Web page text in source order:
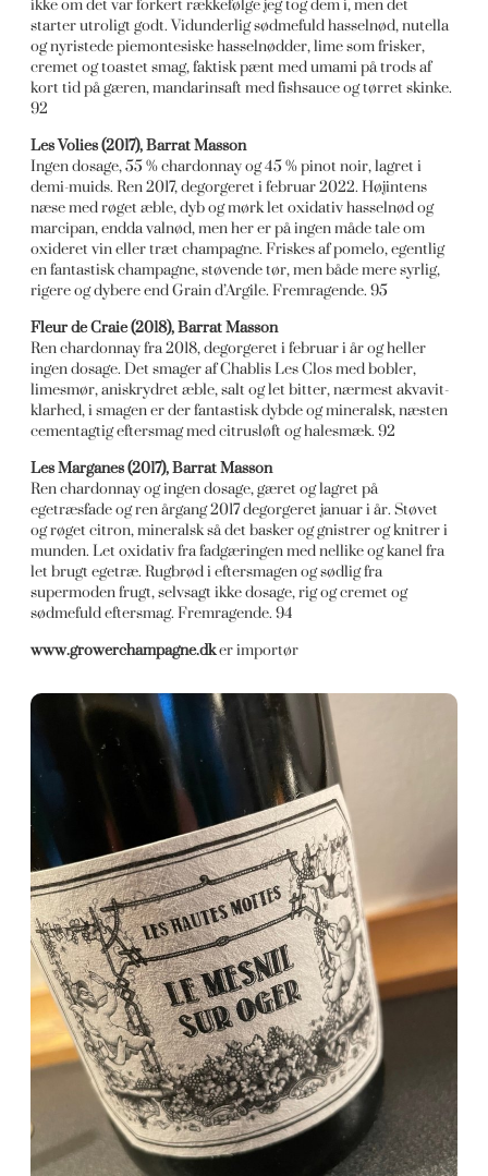
ikke om det var forkert rækkefølge jeg tog dem i, men det
starter utroligt godt. Vidunderlig sødmefuld hasselnød, nutella
og nyristede piemontesiske hasselnødder, lime som frisker,
cremet og toastet smag, faktisk pænt med umami på trods af
kort tid på gæren, mandarinsaft med fishsauce og tørret skinke.
92
Les Volies (2017), Barrat Masson
Ingen dosage, 55 % chardonnay og 45 % pinot noir, lagret i
demi-muids. Ren 2017, degorgeret i februar 2022. Højintens
næse med røget æble, dyb og mørk let oxidativ hasselnød og
marcipan, endda valnød, men her er på ingen måde tale om
oxideret vin eller træt champagne. Friskes af pomelo, egentlig
en fantastisk champagne, støvende tør, men både mere syrlig,
rigere og dybere end Grain d’Argile. Fremragende. 95
Fleur de Craie (2018), Barrat Masson
Ren chardonnay fra 2018, degorgeret i februar i år og heller
ingen dosage. Det smager af Chablis Les Clos med bobler,
limesmør, aniskrydret æble, salt og let bitter, nærmest akvavit-
klarhed, i smagen er der fantastisk dybde og mineralsk, næsten
cementagtig eftersmag med citrusløft og halesmæk. 92
Les Marganes (2017), Barrat Masson
Ren chardonnay og ingen dosage, gæret og lagret på
egetræsfade og ren årgang 2017 degorgeret januar i år. Støvet
og røget citron, mineralsk så det basker og gnistrer og knitrer i
munden. Let oxidativ fra fadgæringen med nellike og kanel fra
let brugt egetræ. Rugbrød i eftersmagen og sødlig fra
supermoden frugt, selvsagt ikke dosage, rig og cremet og
sødmefuld eftersmag. Fremragende. 94
www.growerchampagne.dker importør